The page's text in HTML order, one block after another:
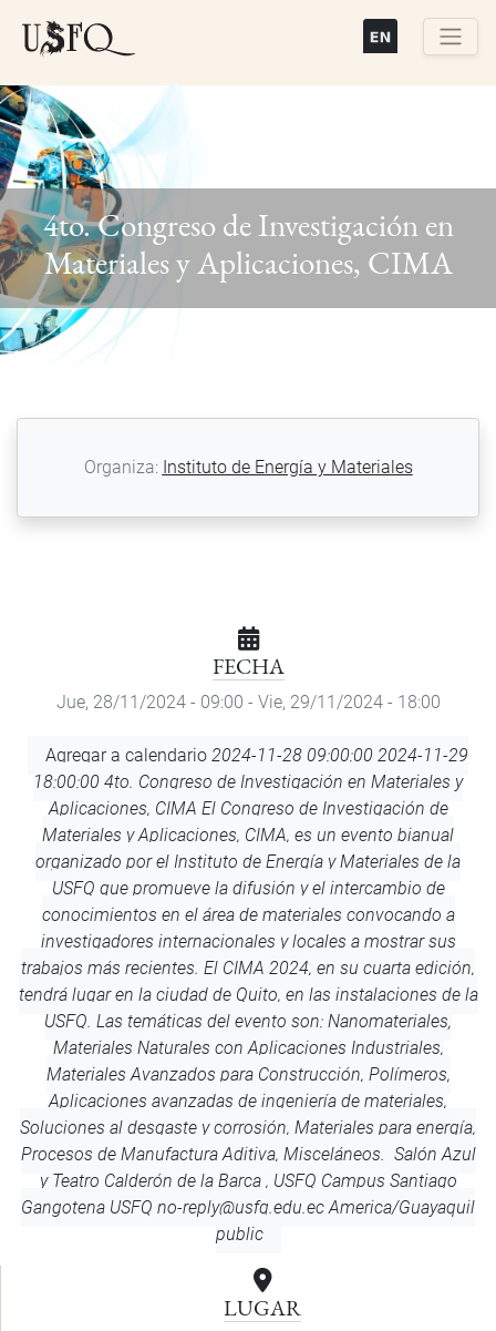
Previous
4to. Congreso de Investigación en
Materiales y Aplicaciones, CIMA
Organiza: Instituto de Energía y Materiales
FECHA
Jue, 28/11/2024 - 09:00 - Vie, 29/11/2024 - 18:00
Agregar
calendario
Agregar a calendario 2024-11-28 09:00:00 2024-11-29
18:00:00 4to. Congreso de Investigación en Materiales y
Aplicaciones, CIMA El Congreso de Investigación de
Materiales y Aplicaciones, CIMA, es un evento bianual
organizado por el Instituto de Energía y Materiales de la
USFQ que promueve la difusión y el intercambio de
conocimientos en el área de materiales convocando a
investigadores internacionales y locales a mostrar sus
trabajos más recientes. El CIMA 2024, en su cuarta edición,
tendrá lugar en la ciudad de Quito, en las instalaciones de la
USFQ. Las temáticas del evento son: Nanomateriales,
Materiales Naturales con Aplicaciones Industriales,
Materiales Avanzados para Construcción, Polímeros,
Aplicaciones avanzadas de ingeniería de materiales,
Soluciones al desgaste y corrosión, Materiales para energía,
Procesos de Manufactura Aditiva, Misceláneos. Salón Azul
y Teatro Calderón de la Barca , USFQ Campus Santiago
Gangotena USFQ no-reply@usfq.edu.ec America/Guayaquil
public
LUGAR